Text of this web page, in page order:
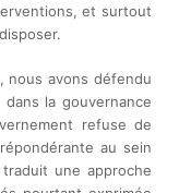
et surtout
nous avons défendu
la gouvernance
refuse de
au sein
une approche